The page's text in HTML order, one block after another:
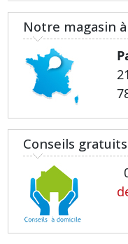
Notre magasin
Conseils